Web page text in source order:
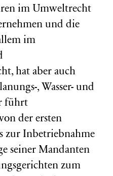
im Umweltrecht
und die
im
hat aber auch
, Wasser- und
führt
der ersten
zur Inbetriebnahme
seiner Mandanten
zum